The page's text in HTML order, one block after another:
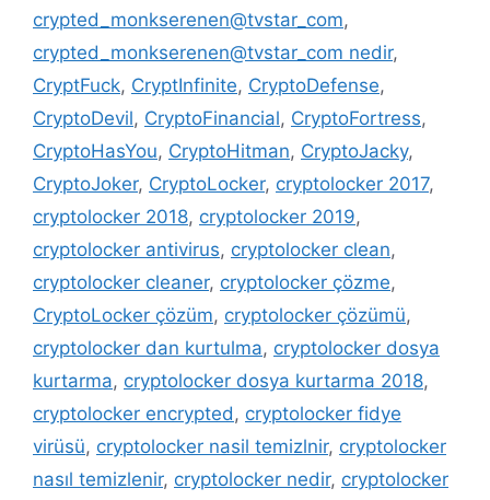
crypted_monkserenen@tvstar_com,
crypted_monkserenen@tvstar_com nedir,
CryptFuck, CryptInfinite, CryptoDefense,
CryptoDevil, CryptoFinancial, CryptoFortress,
CryptoHasYou, CryptoHitman, CryptoJacky,
CryptoJoker, CryptoLocker, cryptolocker 2017,
cryptolocker 2018, cryptolocker 2019,
cryptolocker antivirus, cryptolocker clean,
cryptolocker cleaner, cryptolocker çözme,
CryptoLocker çözüm, cryptolocker çözümü,
cryptolocker dan kurtulma, cryptolocker dosya
kurtarma, cryptolocker dosya kurtarma 2018,
cryptolocker encrypted, cryptolocker fidye
virüsü, cryptolocker nasil temizlnir, cryptolocker
nasıl temizlenir, cryptolocker nedir, cryptolocker